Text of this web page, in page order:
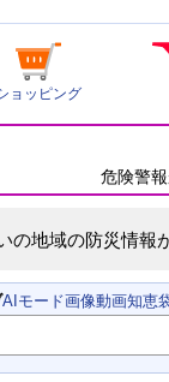
ョッピング
危険警
の地域の防災情報
AIモード画像動画知恵